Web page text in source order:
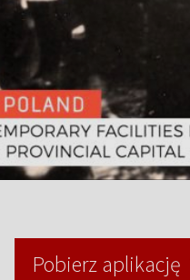
Pobierz aplikację